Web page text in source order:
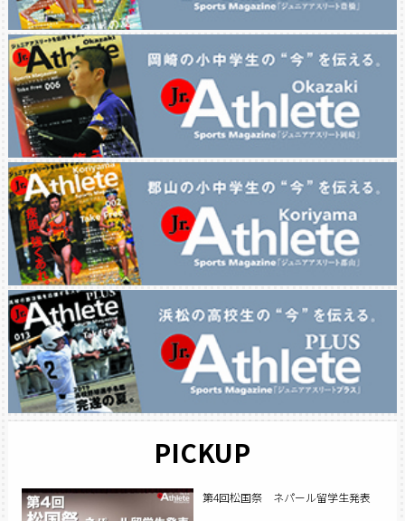
PICKUP
第4回松国祭 ネパール留学生発表